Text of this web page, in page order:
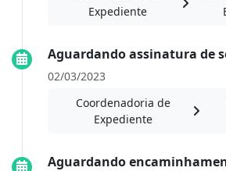
Expediente
Aguardando assinatura de
02/03/2023
Coordenadoria de
Expediente
Aguardando